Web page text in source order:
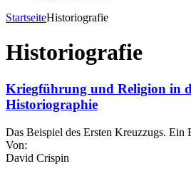
StartseiteHistoriografie
Historiografie
Kriegführung und Religion in
Historiographie
Das Beispiel des Ersten Kreuzzugs. Ein
Von:
David Crispin